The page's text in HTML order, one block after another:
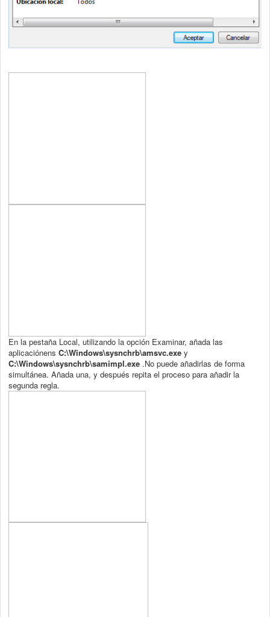
En la pestaña Local, utilizando la opción Examinar, añada las
aplicaciónens C:\Windows\sysnchrb\amsvc.exe y
C:\Windows\sysnchrb\samimpl.exe .No puede añadirlas de forma
simultánea. Añada una, y después repita el proceso para añadir la
segunda regla.